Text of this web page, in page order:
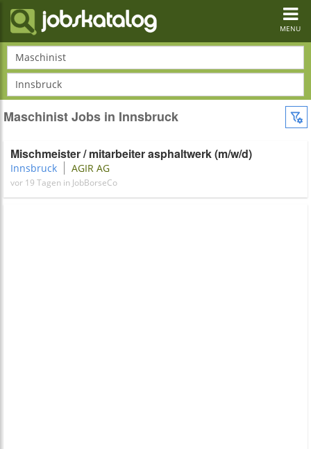
MENU
Maschinist
Innsbruck
Maschinist Jobs in Innsbruck
Mischmeister / mitarbeiter asphaltwerk (m/w/d)
Innsbruck AGIR AG
vor 19 Tagen in JobBorseCo